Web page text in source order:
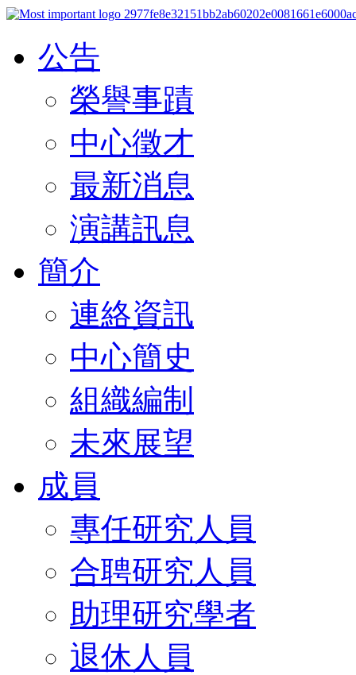
公告
榮譽事蹟
中心徵才
最新消息
演講訊息
簡介
連絡資訊
中心簡史
組織編制
未來展望
成員
專任研究人員
合聘研究人員
助理研究學者
退休人員